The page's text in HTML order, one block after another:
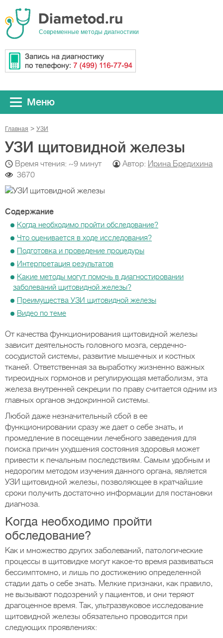
Cовременные методы диагностики
Меню
Главная УЗИ
УЗИ щитовидной железы
Время чтения: ~9 минут Автор: Ирина Бредихина
3670
Содержание
Когда необходимо пройти обследование?
Что оценивается в ходе исследования?
Подготовка и проведение процедуры
Интерпретация результатов
Какие методы могут помочь в диагностировании
заболеваний щитовидной железы?
Преимущества УЗИ щитовидной железы
Видео по теме
От качества функционирования щитовидной железы
зависит деятельность головного мозга, сердечно-
сосудистой системы, развитие мышечных и костных
тканей. Ответственная за выработку жизненно важных
тиреоидных гормонов и регулирующая метаболизм, эта
железа внутренней секреции по праву считается одним из
главных органов эндокринной системы.
Любой даже незначительный сбой в ее
функционировании сразу же дает о себе знать, и
промедление в посещении лечебного заведения для
поиска причин ухудшения состояния здоровья может
привести к печальным последствиям. Самым удобным и
недорогим методом изучения данного органа, является
УЗИ щитовидной железы, позволяющее в кратчайшие
сроки получить достаточно информации для постановки
диагноза.
Когда необходимо пройти
обследование?
Как и множество других заболеваний, патологические
процессы в щитовидке могут какое-то время развиваться
бессимптомно, и лишь по достижению определенной
стадии дать о себе знать. Мелкие признаки, как правило,
не вызывают подозрений у пациентов, и они теряют
драгоценное время. Так, ультразвуковое исследование
щитовидной железы обязательно проводится при
следующих проявлениях: